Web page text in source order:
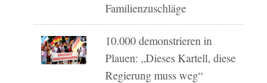
Familienzuschläge
10.000 demonstrieren in
Plauen: „Dieses Kartell, diese
Regierung muss weg“